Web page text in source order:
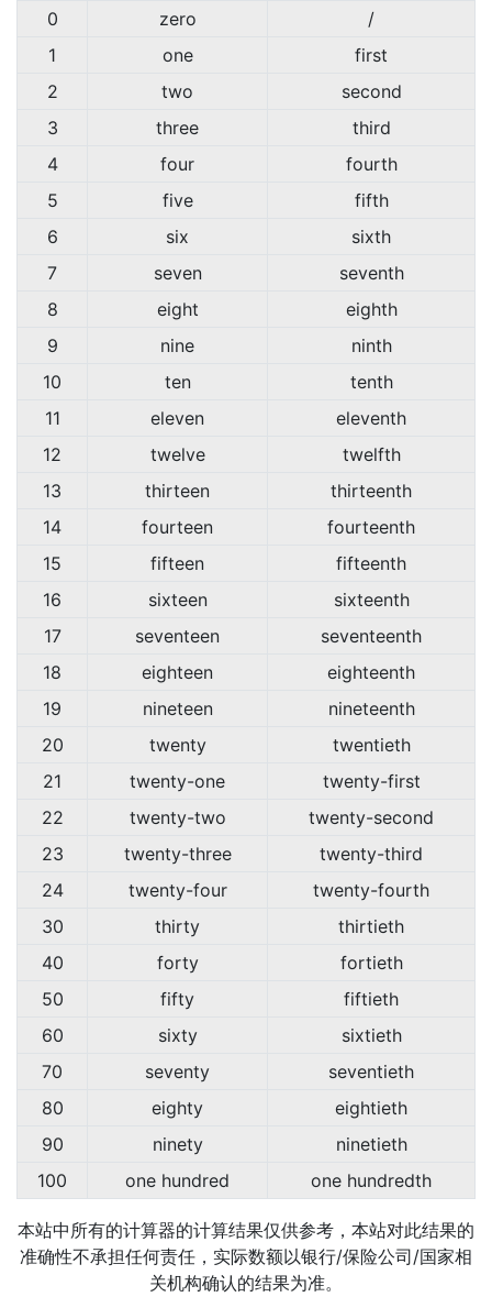
0
zero
/
1
one
first
2
two
second
3
three
third
4
four
fourth
5
five
fifth
6
six
sixth
7
seven
seventh
8
eight
eighth
9
nine
ninth
10
ten
tenth
11
eleven
eleventh
12
twelve
twelfth
13
thirteen
thirteenth
14
fourteen
fourteenth
15
fifteen
fifteenth
16
sixteen
sixteenth
17
seventeen
seventeenth
18
eighteen
eighteenth
19
nineteen
nineteenth
20
twenty
twentieth
21
twenty-one
twenty-first
22
twenty-two
twenty-second
23
twenty-three
twenty-third
24
twenty-four
twenty-fourth
30
thirty
thirtieth
40
forty
fortieth
50
fifty
fiftieth
60
sixty
sixtieth
70
seventy
seventieth
80
eighty
eightieth
90
ninety
ninetieth
100
one hundred one hundredth
本站中所有的计算器的计算结果仅供参考，本站对此结果的
准确性不承担任何责任，实际数额以银行/保险公司/国家相
关机构确认的结果为准。